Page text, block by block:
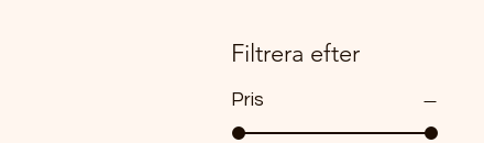
Filtrera efter
Pris